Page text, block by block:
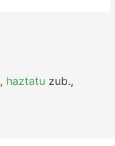
, haztatu zub.,